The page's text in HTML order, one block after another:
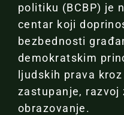
politiku (BCBP) je
centar koji
bezbednosti
demokratskim
ljudskih prava
zastupanje, razvoj
obrazovanje.